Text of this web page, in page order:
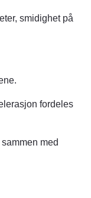
smidighet på
fordeles
med